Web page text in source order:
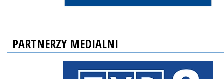
PARTNERZY MEDIALNI